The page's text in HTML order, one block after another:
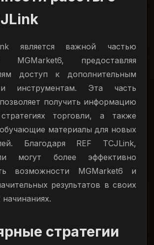
является важной частью
MGMarket6, предоставляя
доступ к дополнительным
инструментам. Эта часть
получить информацию
торговли, а также
материалы для новых
Благодаря REF TCJLink,
могут более эффективно
возможности MGMarket6 и
результатов в своих
стратегии